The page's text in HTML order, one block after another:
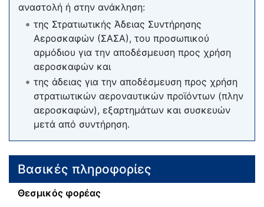
αναστολή ή στην ανάκληση:
της Στρατιωτικής Άδειας Συντήρησης
Αεροσκαφών (ΣΑΣΑ), του προσωπικού
αρμόδιου για την αποδέσμευση προς χρήση
αεροσκαφών και
της άδειας για την αποδέσμευση προς χρήση
στρατιωτικών αεροναυτικών προϊόντων (πλην
αεροσκαφών), εξαρτημάτων και συσκευών
μετά από συντήρηση.
Βασικές πληροφορίες
Θεσμικός φορέας